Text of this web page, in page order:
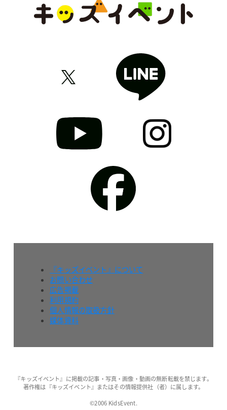
『キッズイベント』について
お問い合わせ
広告掲載
利用規約
個人情報の取扱方針
媒体資料
『キッズイベント』に掲載の記事・写真・画像・動画の無断転載を禁じます。
著作権は『キッズイベント』またはその情報提供社（者）に属します。
©2006 KidsEvent.